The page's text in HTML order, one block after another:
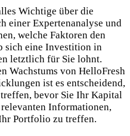
Wichtige über die
einer Expertenanalyse und
welche Faktoren den
sich eine Investition in
letztlich für Sie lohnt.
Wachstums von HelloFresh
ist es entscheidend,
bevor Sie Ihr Kapital
Informationen,
Portfolio zu treffen.